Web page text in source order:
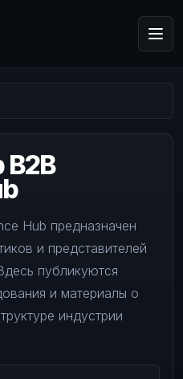
B2B
Hub предназначен
и представителей
публикуются
и материалы о
индустрии